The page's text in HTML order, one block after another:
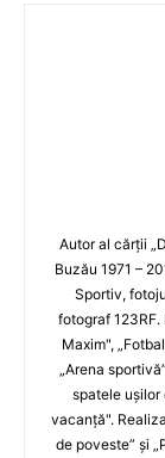
Autor al cărţii
Buzău 1971 –
Sportiv,
fotograf
Maxim",
„Arena
spatele uşilor
vacanţă".
de poveste” şi